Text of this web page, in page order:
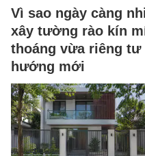
Vì sao ngày càng
xây tường rào kín
thoáng vừa riêng tư
hướng mới